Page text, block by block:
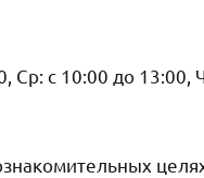
с 10:00 до 13:00,